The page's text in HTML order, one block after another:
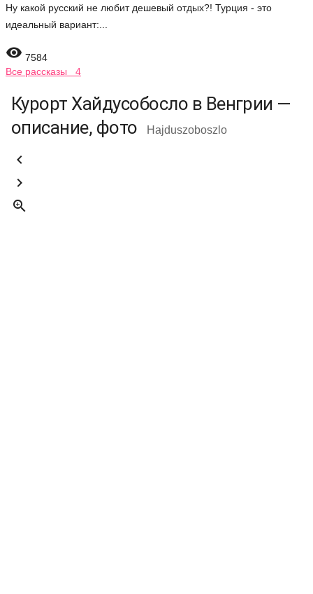
Ну какой русский не любит дешевый отдых?! Турция - это
идеальный вариант:...
 7584
Все рассказы 4
Курорт Хайдусобосло в Венгрии —
описание, фото
Hajduszoboszlo


